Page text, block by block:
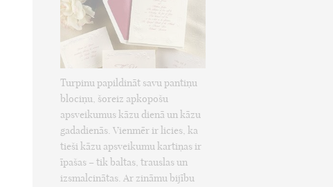
Turpinu papildināt savu pantiņu
blociņu, šoreiz apkopošu
apsveikumus kāzu dienā un kāzu
gadadienās. Vienmēr ir licies, ka
tieši kāzu apsveikumu kartiņas ir
īpašas – tik baltas, trauslas un
izsmalcinātas. Ar zināmu bijību